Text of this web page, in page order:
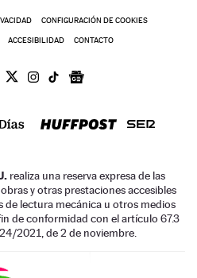
CONFIGURACIÓN DE COOKIES
ACCESIBILIDAD CONTACTO
realiza una reserva expresa de las
y otras prestaciones accesibles
de lectura mecánica u otros medios
de conformidad con el artículo 67.3
2021, de 2 de noviembre.